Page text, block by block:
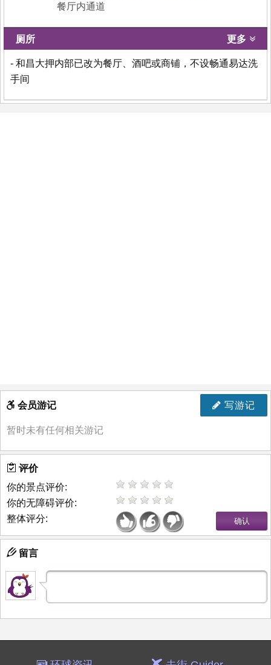
餐厅内通道
厕所 更多
- 和昌大押内部已改为餐厅、酒吧或商铺，不设畅通易达洗
手间
写游记
会员游记
暂时未有任何相关游记
评价
你的景点评价:
你的无障碍评价:
整体评分:
留言